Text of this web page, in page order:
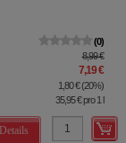
0
8,99 €
7,19 €
1,80 €(20%)
35,95 €pro 1 l
Details